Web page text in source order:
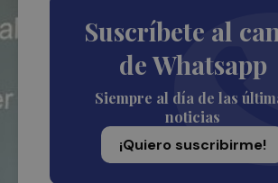
Suscríbete al
de Whatsapp
Siempre al día de las
noticias
¡Quiero suscribirme!